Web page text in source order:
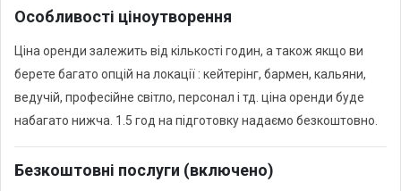
Особливості ціноутворення
Ціна оренди залежить від кількості годин, а також якщо ви
берете багато опцій на локації : кейтерінг, бармен, кальяни,
ведучій, професійне світло, персонал і тд. ціна оренди буде
набагато нижча. 1.5 год на підготовку надаємо безкоштовно.
Безкоштовні послуги (включено)